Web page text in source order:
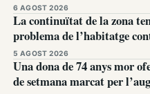
6 AGOST 2026
La continuïtat de la zona
problema de l’habitatge
5 AGOST 2026
Una dona de 74 anys mor
de setmana marcat per